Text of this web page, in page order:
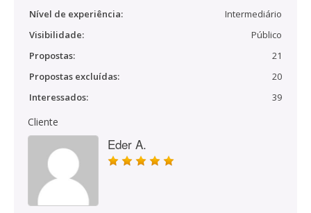
Nível de experiência:
Intermediário
Visibilidade:
Público
Propostas:
21
Propostas excluídas:
20
Interessados:
39
Cliente
Eder A.